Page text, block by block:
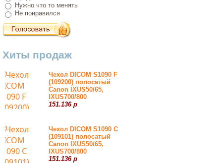
Нужно что то менять
Не понравился
Хиты продаж
Чехол DICOM S1090 F
(109200) полосатый
Canon IXUS50/65,
IXUS700/800
151.136 р
Чехол DICOM S1090 С
(109101) полосатый
Canon IXUS50/65,
IXUS700/800
151.136 р